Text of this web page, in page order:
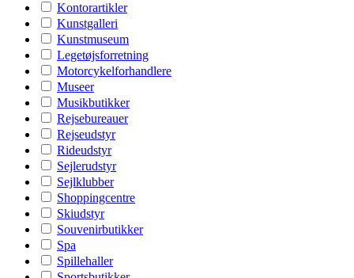
Kontorartikler
Kunstgalleri
Kunstmuseum
Legetøjsforretning
Motorcykelforhandlere
Museer
Musikbutikker
Rejsebureauer
Rejseudstyr
Rideudstyr
Sejlerudstyr
Sejlklubber
Shoppingcentre
Skiudstyr
Souvenirbutikker
Spa
Spillehaller